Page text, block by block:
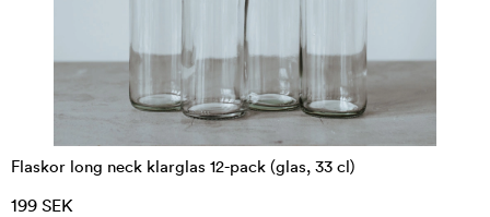
Flaskor long neck klarglas 12-pack (glas, 33 cl)
199 SEK